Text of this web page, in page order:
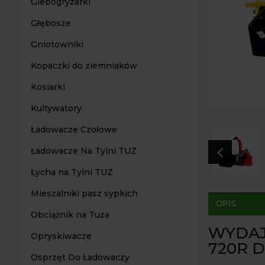
Głębosze
Gniotowniki
Kopaczki do ziemniaków
Kosiarki
Kultywatory
Ładowacze Czołowe
Ładowacze Na Tylni TUZ
Łycha na Tylni TUZ
Mieszalniki pasz sypkich
Obciążnik na Tuza
Opryskiwacze
Osprzęt Do Ładowaczy
4
OPIS
720R